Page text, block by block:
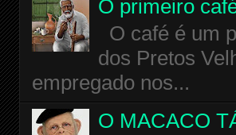
O primeiro
O café é um
dos Pretos
empregado nos...
O MACACO